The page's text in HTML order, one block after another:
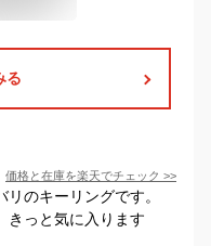
る
価格と在庫を楽天でチェック >>
のキーリングです。
きっと気に入ります